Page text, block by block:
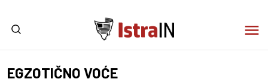
EGZOTIČNO VOĆE